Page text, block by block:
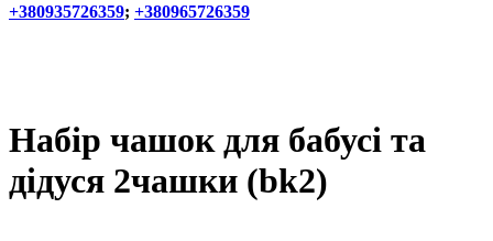
+380935726359; +380965726359
Набір чашок для бабусі та
дідуся 2чашки (bk2)